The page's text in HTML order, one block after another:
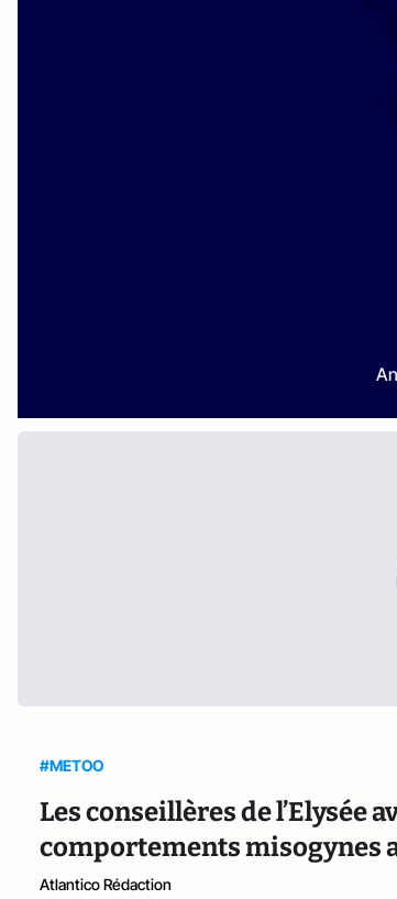
#METOO
Les conseillères de l’Elysée
comportements misogynes
Atlantico Rédaction